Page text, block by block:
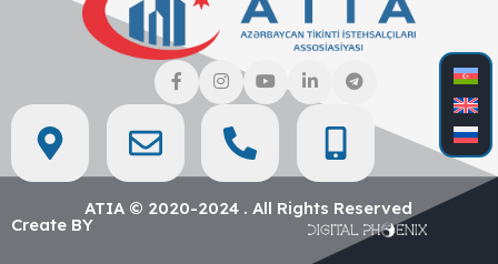
ATIA © 2020-2024 . All Rights Reserved
Create BY